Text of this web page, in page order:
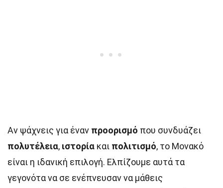
Αν ψάχνεις για έναν προορισμό που συνδυάζει
πολυτέλεια, ιστορία και πολιτισμό, το Μονακό
είναι η ιδανική επιλογή. Ελπίζουμε αυτά τα
γεγονότα να σε ενέπνευσαν να μάθεις